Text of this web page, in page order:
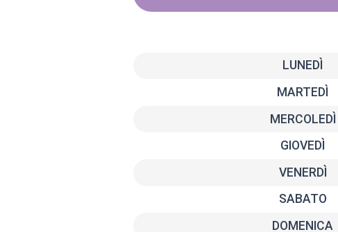
LUNEDÌ
MARTEDÌ
MERCOLEDÌ
GIOVEDÌ
VENERDÌ
SABATO
DOMENICA